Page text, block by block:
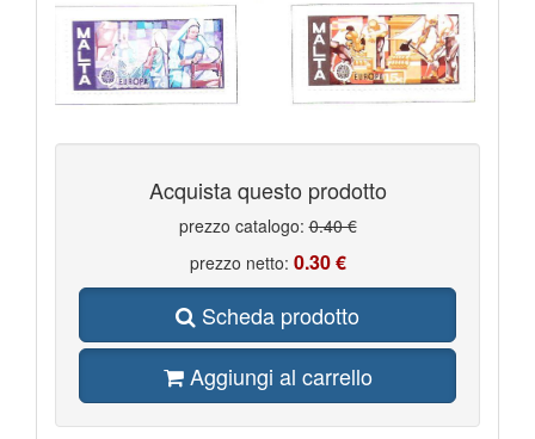
Acquista questo prodotto
prezzo catalogo:0.40 €
prezzo netto: 0.30 €
Scheda prodotto
Aggiungi al carrello